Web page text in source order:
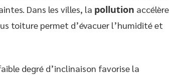
Dans les villes, la pollution accélère
toiture permet d’évacuer l’humidité et
degré d’inclinaison favorise la